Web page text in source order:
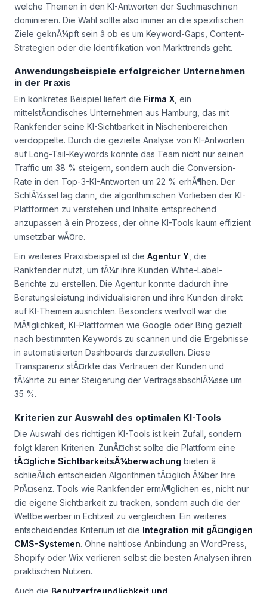
welche Themen in den KI-Antworten der Suchmaschinen
dominieren. Die Wahl sollte also immer an die spezifischen
Ziele geknÃ¼pft sein â ob es um Keyword-Gaps, Content-
Strategien oder die Identifikation von Markttrends geht.
Anwendungsbeispiele erfolgreicher Unternehmen
in der Praxis
Ein konkretes Beispiel liefert die Firma X , ein
mittelstÃ¤ndisches Unternehmen aus Hamburg, das mit
Rankfender seine KI-Sichtbarkeit in Nischenbereichen
verdoppelte. Durch die gezielte Analyse von KI-Antworten
auf Long-Tail-Keywords konnte das Team nicht nur seinen
Traffic um 38 % steigern, sondern auch die Conversion-
Rate in den Top-3-KI-Antworten um 22 % erhÃ¶hen. Der
SchlÃ¼ssel lag darin, die algorithmischen Vorlieben der KI-
Plattformen zu verstehen und Inhalte entsprechend
anzupassen â ein Prozess, der ohne KI-Tools kaum effizient
umsetzbar wÃ¤re.
Ein weiteres Praxisbeispiel ist die Agentur Y, die
Rankfender nutzt, um fÃ¼r ihre Kunden White-Label-
Berichte zu erstellen. Die Agentur konnte dadurch ihre
Beratungsleistung individualisieren und ihre Kunden direkt
auf KI-Themen ausrichten. Besonders wertvoll war die
MÃ¶glichkeit, KI-Plattformen wie Google oder Bing gezielt
nach bestimmten Keywords zu scannen und die Ergebnisse
in automatisierten Dashboards darzustellen. Diese
Transparenz stÃ¤rkte das Vertrauen der Kunden und
fÃ¼hrte zu einer Steigerung der VertragsabschlÃ¼sse um
35 %.
Kriterien zur Auswahl des optimalen KI-Tools
Die Auswahl des richtigen KI-Tools ist kein Zufall, sondern
folgt klaren Kriterien. ZunÃ¤chst sollte die Plattform eine
tÃ¤gliche SichtbarkeitsÃ¼berwachung bieten â
schlieÃlich entscheiden Algorithmen tÃ¤glich Ã¼ber Ihre
PrÃ¤senz. Tools wie Rankfender ermÃ¶glichen es, nicht nur
die eigene Sichtbarkeit zu tracken, sondern auch die der
Wettbewerber in Echtzeit zu vergleichen. Ein weiteres
entscheidendes Kriterium ist die Integration mit gÃ¤ngigen
CMS-Systemen. Ohne nahtlose Anbindung an WordPress,
Shopify oder Wix verlieren selbst die besten Analysen ihren
praktischen Nutzen.